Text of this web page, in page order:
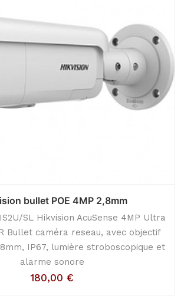
bullet POE 4MP 2,8mm
SL Hikvision AcuSense 4MP Ultra
Bullet caméra reseau, avec objectif
IP67, lumière stroboscopique et
alarme sonore
180,00 €